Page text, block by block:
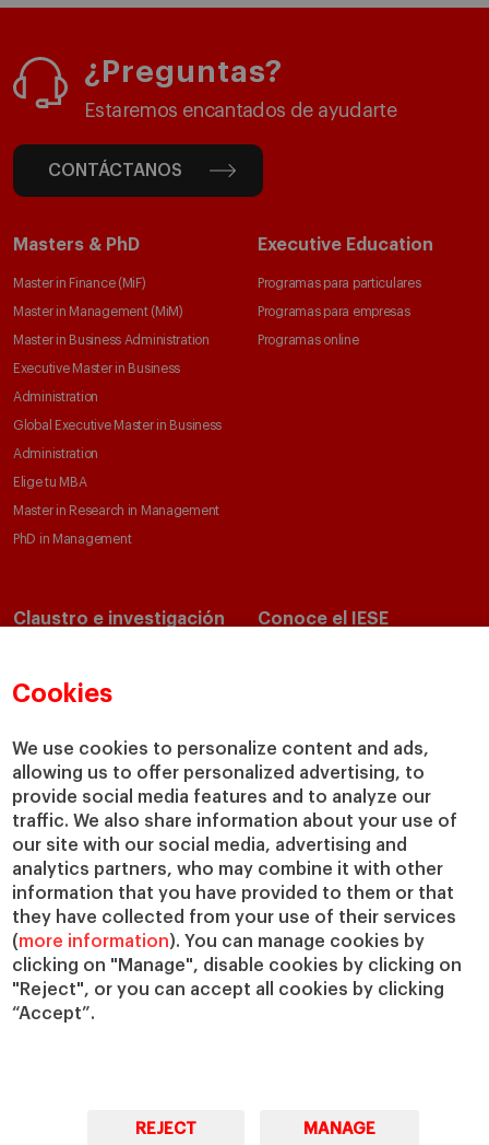
Cookies
We use cookies to personalize content and ads,
allowing us to offer personalized advertising, to
provide social media features and to analyze our
traffic. We also share information about your use of
our site with our social media, advertising and
analytics partners, who may combine it with other
information that you have provided to them or that
they have collected from your use of their services
(more information). You can manage cookies by
clicking on "Manage", disable cookies by clicking on
"Reject", or you can accept all cookies by clicking
“Accept”.
REJECT MANAGE
¿Preguntas?
Estaremos encantados de ayudarte
CONTÁCTANOS
Masters & PhD
Master in Finance (MiF)
Master in Management (MiM)
Master in Business Administration
Executive Master in Business
Administration
Global Executive Master in Business
Administration
Elige tu MBA
Master in Research in Management
PhD in Management
Executive Education
Programas para particulares
Programas para empresas
Programas online
Claustro e investigación
Departamentos académicos
Cátedras
IESE Insight
IESE Publishing
Conoce el IESE
Nuestro impacto
Colabora con el IESE
Servicios
Biblioteca
Canal de Compliance
Capellanía
IESE Shop
Jobs @IESE
Préstamos y becas